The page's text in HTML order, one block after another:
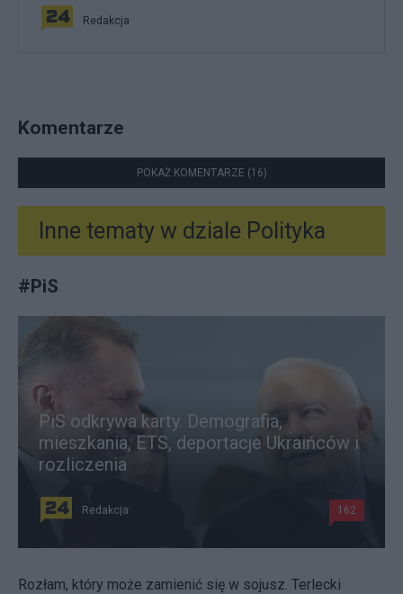
Redakcja
Komentarze
POKAŻ KOMENTARZE (16)
Inne tematy w dziale Polityka
#PiS
PiS odkrywa karty. Demografia,
mieszkania, ETS, deportacje Ukraińców i
rozliczenia
Redakcja 162
Rozłam, który może zamienić się w sojusz. Terlecki